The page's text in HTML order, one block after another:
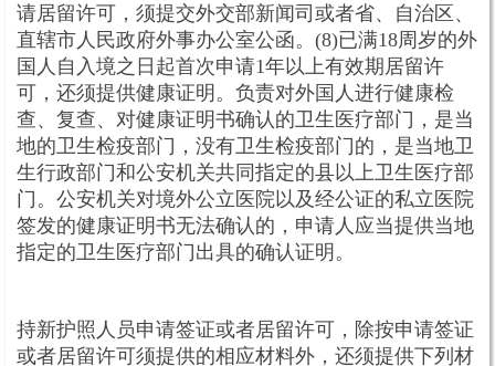
请居留许可，须提交外交部新闻司或者省、自治区、
直辖市人民政府外事办公室公函。(8)已满18周岁的外
国人自入境之日起首次申请1年以上有效期居留许
可，还须提供健康证明。负责对外国人进行健康检
查、复查、对健康证明书确认的卫生医疗部门，是当
地的卫生检疫部门，没有卫生检疫部门的，是当地卫
生行政部门和公安机关共同指定的县以上卫生医疗部
门。公安机关对境外公立医院以及经公证的私立医院
签发的健康证明书无法确认的，申请人应当提供当地
指定的卫生医疗部门出具的确认证明。
持新护照人员申请签证或者居留许可，除按申请签证
或者居留许可须提供的相应材料外，还须提供下列材